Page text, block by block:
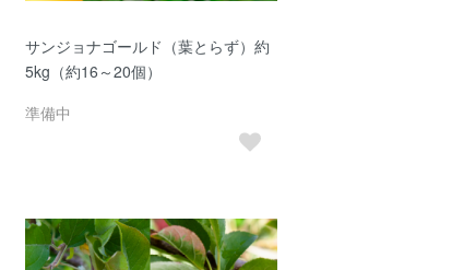
サンジョナゴールド（葉とらず）約
5kg（約16～20個）
準備中